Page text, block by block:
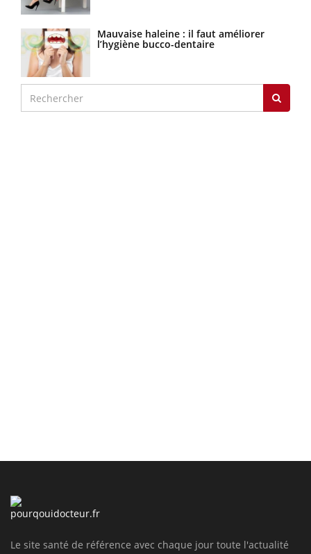
Mauvaise haleine : il faut améliorer
l’hygiène bucco-dentaire
Le site santé de référence avec chaque jour toute l'actualité